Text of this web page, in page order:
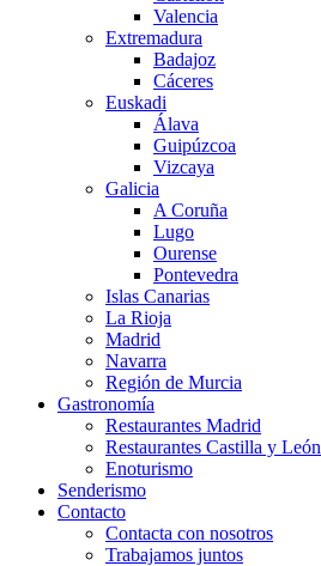
Valencia
Extremadura
Badajoz
Cáceres
Euskadi
Álava
Guipúzcoa
Vizcaya
Galicia
A Coruña
Lugo
Ourense
Pontevedra
Islas Canarias
La Rioja
Madrid
Navarra
Región de Murcia
Gastronomía
Restaurantes Madrid
Restaurantes Castilla y León
Enoturismo
Senderismo
Contacto
Contacta con nosotros
Trabajamos juntos